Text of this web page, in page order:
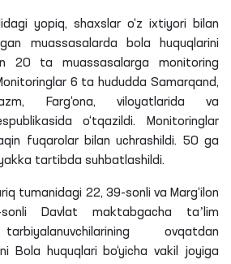
yopiq, shaxslar o‘z ixtiyori bilan
muassasalarda bola huquqlarini
20 ta muassasalarga monitoring
6 ta hududda Samarqand,
Farg‘ona, viloyatlarida va
o‘tqazildi. Monitoringlar
fuqarolar bilanuchrashildi. 50 ga
tartibda suhbatlashildi.
tumanidagi 22, 39-sonli va Marg‘ilon
Davlat maktabgacha taʼlim
ovqatdan
Bola huquqlari bo‘yicha vakil joyiga